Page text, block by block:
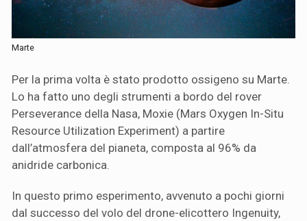
Marte
Per la prima volta è stato prodotto ossigeno su Marte.
Lo ha fatto uno degli strumenti a bordo del rover
Perseverance della Nasa, Moxie (Mars Oxygen In-Situ
Resource Utilization Experiment) a partire
dall’atmosfera del pianeta, composta al 96% da
anidride carbonica.
In questo primo esperimento, avvenuto a pochi giorni
dal successo del volo del drone-elicottero Ingenuity,